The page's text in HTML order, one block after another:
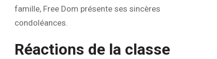
famille, Free Dom présente ses sincères
condoléances.
Réactions de la classe